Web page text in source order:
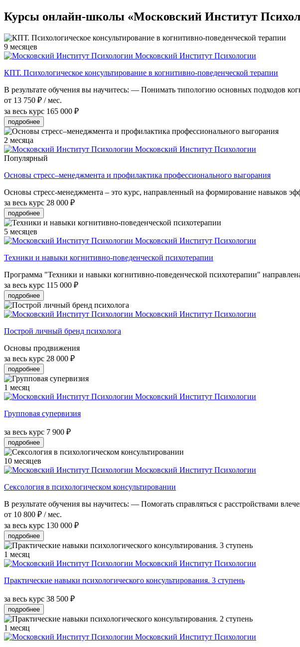
Курсы онлайн-школы «Московский Институт
9 месяцев
Московский Институт Психологии
КПТ. Психологическое консультирование в когнитивно-поведенческой терапии
В результате обучения вы научитесь: — Понимать типологию основных подходов
от 13 750 ₽ / мес.
за весь курс 165 000 ₽
подробнее
2 месяца
Московский Институт Психологии
Популярный
Основы стресс–менеджмента и профилактика профессионального выгорания
Основы стресс-менеджмента – это курс, направленный на формирование навыков
за весь курс 28 000 ₽
подробнее
5 месяцев
Московский Институт Психологии
Техники и навыки когнитивно-поведенческой психотерапии
Программа "Техники и навыки когнитивно-поведенческой психотерапии"
за весь курс 115 000 ₽
подробнее
Московский Институт Психологии
Построй личный бренд психолога
Основы продвижения
за весь курс 28 000 ₽
подробнее
1 месяц
Московский Институт Психологии
Групповая супервизия
за весь курс 7 900 ₽
подробнее
10 месяцев
Московский Институт Психологии
Сексология в психологическом консультировании
В результате обучения вы научитесь: — Помогать справляться с расстройствами
от 10 800 ₽ / мес.
за весь курс 130 000 ₽
подробнее
1 месяц
Московский Институт Психологии
Практические навыки психологического консультирования. 3 ступень
за весь курс 38 500 ₽
подробнее
1 месяц
Московский Институт Психологии